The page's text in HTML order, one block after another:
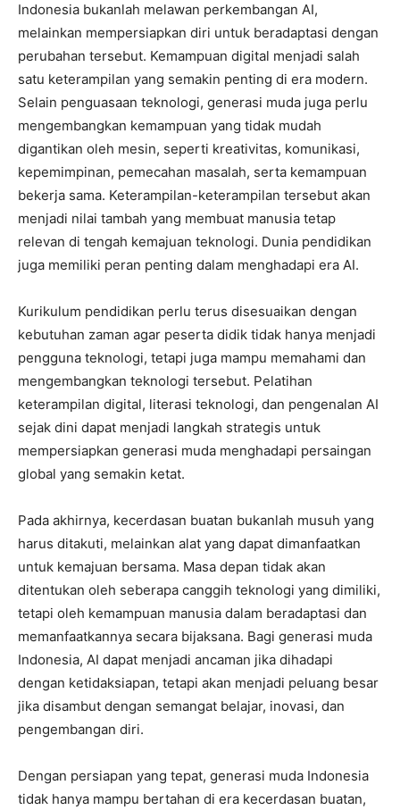
Indonesia bukanlah melawan perkembangan AI,
melainkan mempersiapkan diri untuk beradaptasi dengan
perubahan tersebut. Kemampuan digital menjadi salah
satu keterampilan yang semakin penting di era modern.
Selain penguasaan teknologi, generasi muda juga perlu
mengembangkan kemampuan yang tidak mudah
digantikan oleh mesin, seperti kreativitas, komunikasi,
kepemimpinan, pemecahan masalah, serta kemampuan
bekerja sama. Keterampilan-keterampilan tersebut akan
menjadi nilai tambah yang membuat manusia tetap
relevan di tengah kemajuan teknologi. Dunia pendidikan
juga memiliki peran penting dalam menghadapi era AI.
Kurikulum pendidikan perlu terus disesuaikan dengan
kebutuhan zaman agar peserta didik tidak hanya menjadi
pengguna teknologi, tetapi juga mampu memahami dan
mengembangkan teknologi tersebut. Pelatihan
keterampilan digital, literasi teknologi, dan pengenalan AI
sejak dini dapat menjadi langkah strategis untuk
mempersiapkan generasi muda menghadapi persaingan
global yang semakin ketat.
Pada akhirnya, kecerdasan buatan bukanlah musuh yang
harus ditakuti, melainkan alat yang dapat dimanfaatkan
untuk kemajuan bersama. Masa depan tidak akan
ditentukan oleh seberapa canggih teknologi yang dimiliki,
tetapi oleh kemampuan manusia dalam beradaptasi dan
memanfaatkannya secara bijaksana. Bagi generasi muda
Indonesia, AI dapat menjadi ancaman jika dihadapi
dengan ketidaksiapan, tetapi akan menjadi peluang besar
jika disambut dengan semangat belajar, inovasi, dan
pengembangan diri.
Dengan persiapan yang tepat, generasi muda Indonesia
tidak hanya mampu bertahan di era kecerdasan buatan,